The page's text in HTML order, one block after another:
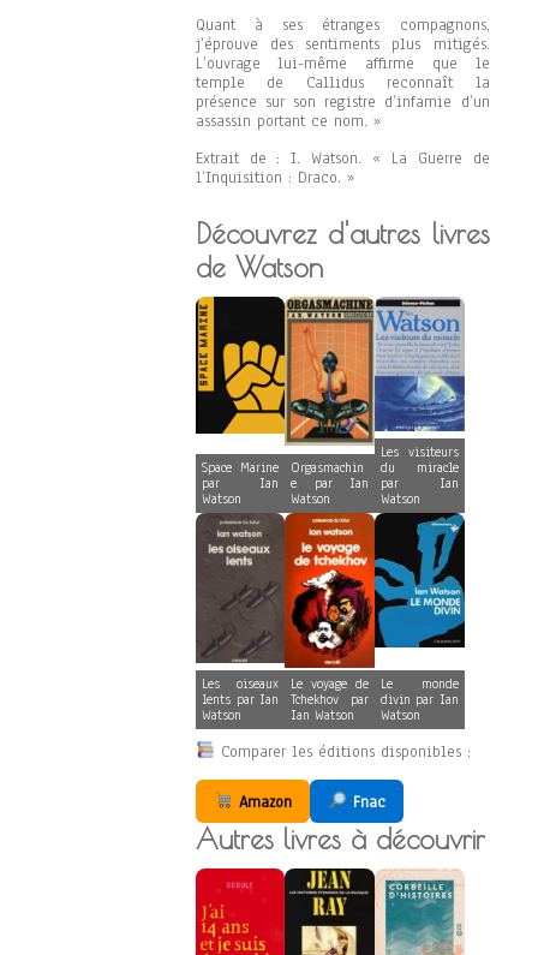
Quant à ses étranges compagnons,
j’éprouve des sentiments plus mitigés.
L’ouvrage lui-même affirme que le
temple de Callidus reconnaît la
présence sur son registre d’infamie d’un
assassin portant ce nom. »
Extrait de : I. Watson. « La Guerre de
l’Inquisition : Draco. »
Découvrez d'autres livres
de Watson
Space Marine
par Ian
Watson
Orgasmachin
e par Ian
Watson
Les visiteurs
du miracle
par Ian
Watson
Les oiseaux
lents par Ian
Watson
Le voyage de
Tchekhov par
Ian Watson
Le monde
divin par Ian
Watson
Comparer les éditions disponibles :
Amazon Fnac
Autres livres à découvrir